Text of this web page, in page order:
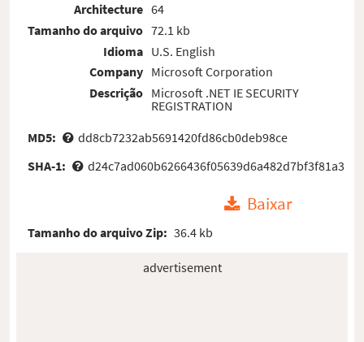
Architecture
Tamanho do arquivo
Idioma
Company
Descrição
64
72.1 kb
U.S. English
Microsoft Corporation
Microsoft .NET IE SECURITY
REGISTRATION
MD5:
dd8cb7232ab5691420fd86cb0deb98ce
SHA-1:
d24c7ad060b6266436f05639d6a482d7bf3f81a3
Baixar
Tamanho do arquivo Zip: 36.4 kb
advertisement